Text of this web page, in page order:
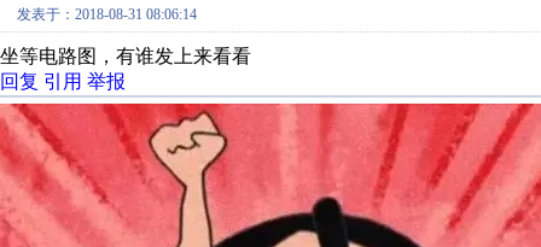
发表于：2018-08-31 08:06:14
坐等电路图，有谁发上来看看
回复 引用 举报